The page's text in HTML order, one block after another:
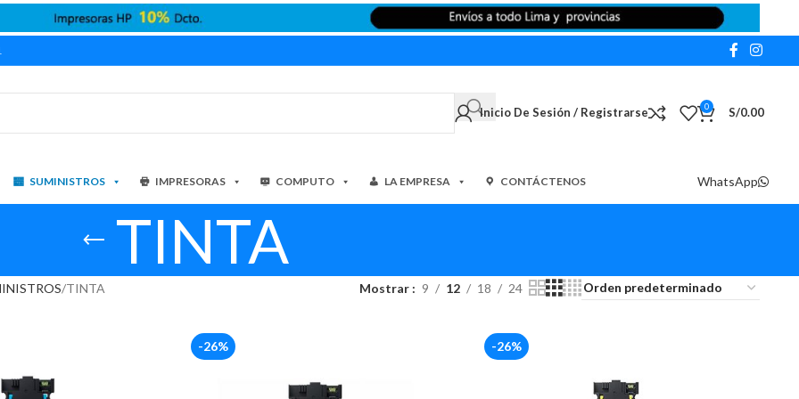
Inicio De Sesión / Registrarse 0 S/0.00
SUMINISTROS IMPRESORAS COMPUTO LA EMPRESA CONTÁCTENOS WhatsApp
TINTA
TINTA Mostrar 9 12 18 24
-26% -26%